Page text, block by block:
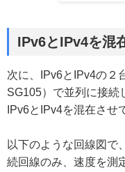
IPv6とIPv4を混
次に、IPv6とIPv4の２
SG105）で並列に接続
IPv6とIPv4を混在させ
以下のような回線図で
続回線のみ、速度を測